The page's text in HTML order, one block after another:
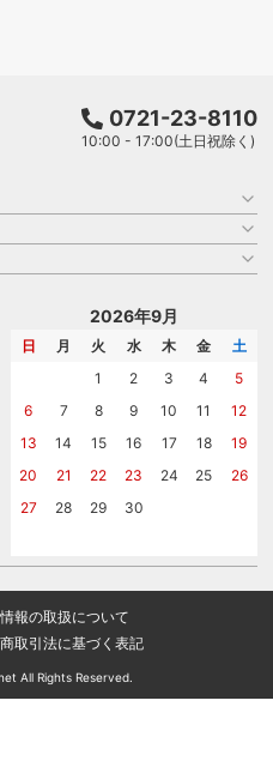
0721-23-8110
10:00 - 17:00(土日祝除く)
2026年9月
日 月 火 水 木 金
土
1
2 3 4
5
6
7 8 9 10 11
12
13
14 15 16 17 18
19
20
21 22 23 24 25
26
27
28 29 30
報の取扱について
取引法に基づく表記
All Rights Reserved.